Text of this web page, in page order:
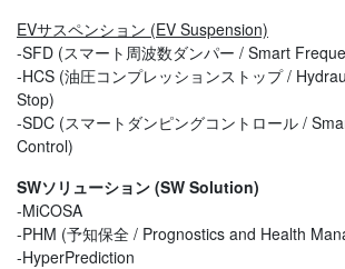
EVサスペンション (EV Suspension)
-SFD (スマート周波数ダンパー / Smart
-HCS (油圧コンプレッションストップ /
Stop)
-SDC (スマートダンピングコントロール /
Control)
SWソリューション (SW Solution)
-MiCOSA
-PHM (予知保全 / Prognostics and Health
-HyperPrediction